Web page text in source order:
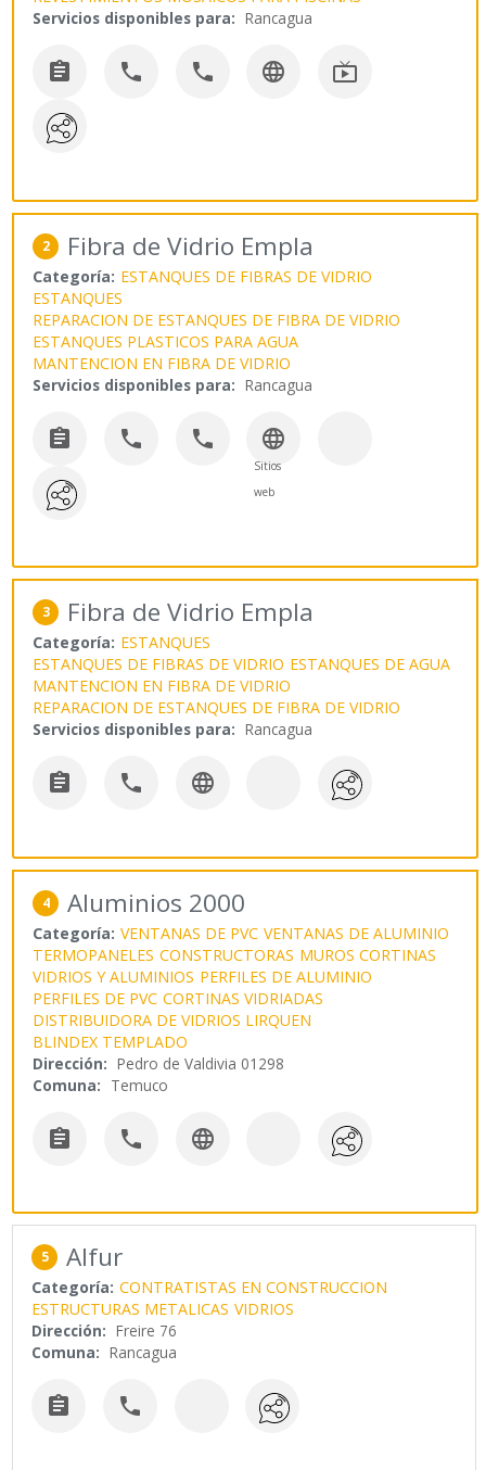
Servicios disponibles para: Rancagua
    
2 Fibra de Vidrio Empla
Categoría: ESTANQUES DE FIBRAS DE VIDRIO
ESTANQUES
REPARACION DE ESTANQUES DE FIBRA DE VIDRIO
ESTANQUES PLASTICOS PARA AGUA
MANTENCION EN FIBRA DE VIDRIO
Servicios disponibles para: Rancagua
   
Sitios
web
3 Fibra de Vidrio Empla
Categoría: ESTANQUES
ESTANQUES DE FIBRAS DE VIDRIO ESTANQUES DE AGUA
MANTENCION EN FIBRA DE VIDRIO
REPARACION DE ESTANQUES DE FIBRA DE VIDRIO
Servicios disponibles para: Rancagua
  
4 Aluminios 2000
Categoría: VENTANAS DE PVC VENTANAS DE ALUMINIO
TERMOPANELES CONSTRUCTORAS MUROS CORTINAS
VIDRIOS Y ALUMINIOS PERFILES DE ALUMINIO
PERFILES DE PVC CORTINAS VIDRIADAS
DISTRIBUIDORA DE VIDRIOS LIRQUEN
BLINDEX TEMPLADO
Dirección: Pedro de Valdivia 01298
Comuna: Temuco
  
5 Alfur
Categoría: CONTRATISTAS EN CONSTRUCCION
ESTRUCTURAS METALICAS VIDRIOS
Dirección: Freire 76
Comuna: Rancagua
 